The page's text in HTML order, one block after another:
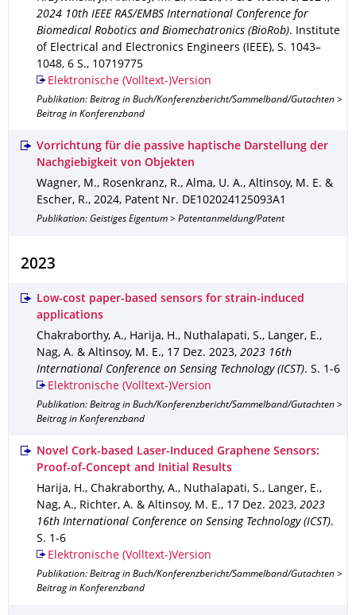
2024 10th IEEE RAS/EMBS International Conference for
Biomedical Robotics and Biomechatronics (BioRob).
Institute
of Electrical and Electronics Engineers (IEEE), S. 1043–
1048, 6 S., 10719775
Elektronische (Volltext-)Version
Publikation: Beitrag in Buch/Konferenzbericht/Sammelband/Gutachten >
Beitrag in Konferenzband
Vorrichtung für die passive haptische Darstellung der
Nachgiebigkeit von Objekten
Wagner, M., Rosenkranz, R., Alma, U. A., Altinsoy, M. E. &
Escher, R., 2024, Patent Nr. DE102024125093A1
Publikation: Geistiges Eigentum > Patentanmeldung/Patent
2023
Low-cost paper-based sensors for strain-induced
applications
Chakraborthy, A., Harija, H., Nuthalapati, S., Langer, E.,
Nag, A. & Altinsoy, M. E., 17 Dez. 2023, 2023 16th
International Conference on Sensing Technology (ICST). S. 1-6
Elektronische (Volltext-)Version
Publikation: Beitrag in Buch/Konferenzbericht/Sammelband/Gutachten >
Beitrag in Konferenzband
Novel Cork-based Laser-Induced Graphene Sensors:
Proof-of-Concept and Initial Results
Harija, H., Chakraborthy, A., Nuthalapati, S., Langer, E.,
Nag, A., Richter, A. & Altinsoy, M. E., 17 Dez. 2023, 2023
16th International Conference on Sensing Technology (ICST).
S. 1-6
Elektronische (Volltext-)Version
Publikation: Beitrag in Buch/Konferenzbericht/Sammelband/Gutachten >
Beitrag in Konferenzband